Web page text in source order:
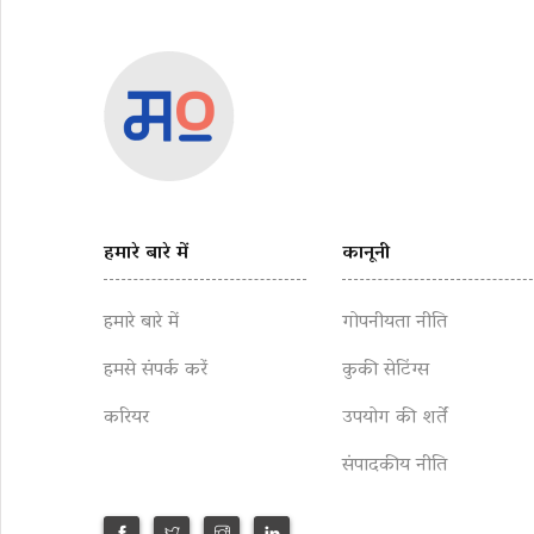
हमारे बारे में
हमारे बारे में
हमसे संपर्क करें
करियर
कानूनी
गोपनीयता नीति
कुकी सेटिंग्स
उपयोग की शर्तें
संपादकीय नीति